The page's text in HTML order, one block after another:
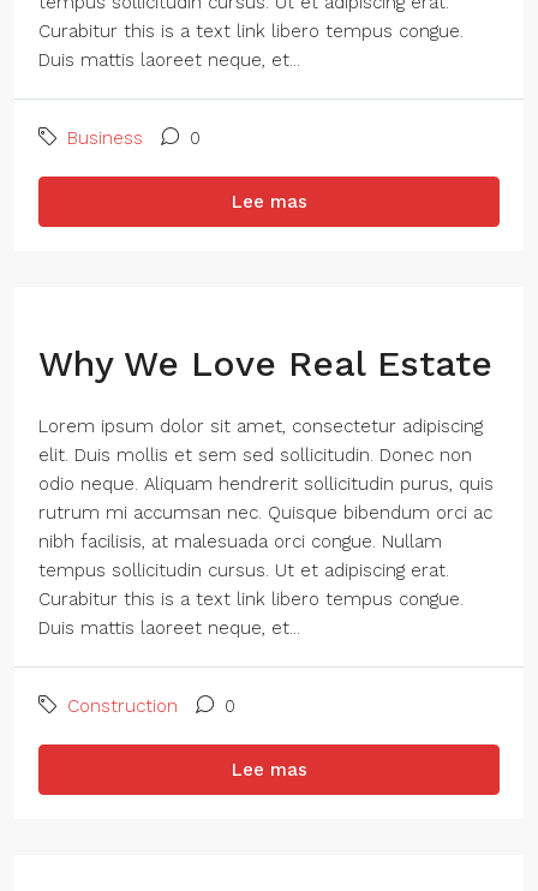
Curabitur this is a text link libero tempus congue.
Duis mattis laoreet neque, et...
Business 0
Lee mas
Why We Love Real Estate
Lorem ipsum dolor sit amet, consectetur adipiscing
elit. Duis mollis et sem sed sollicitudin. Donec non
odio neque. Aliquam hendrerit sollicitudin purus, quis
rutrum mi accumsan nec. Quisque bibendum orci ac
nibh facilisis, at malesuada orci congue. Nullam
tempus sollicitudin cursus. Ut et adipiscing erat.
Curabitur this is a text link libero tempus congue.
Duis mattis laoreet neque, et...
Construction 0
Lee mas